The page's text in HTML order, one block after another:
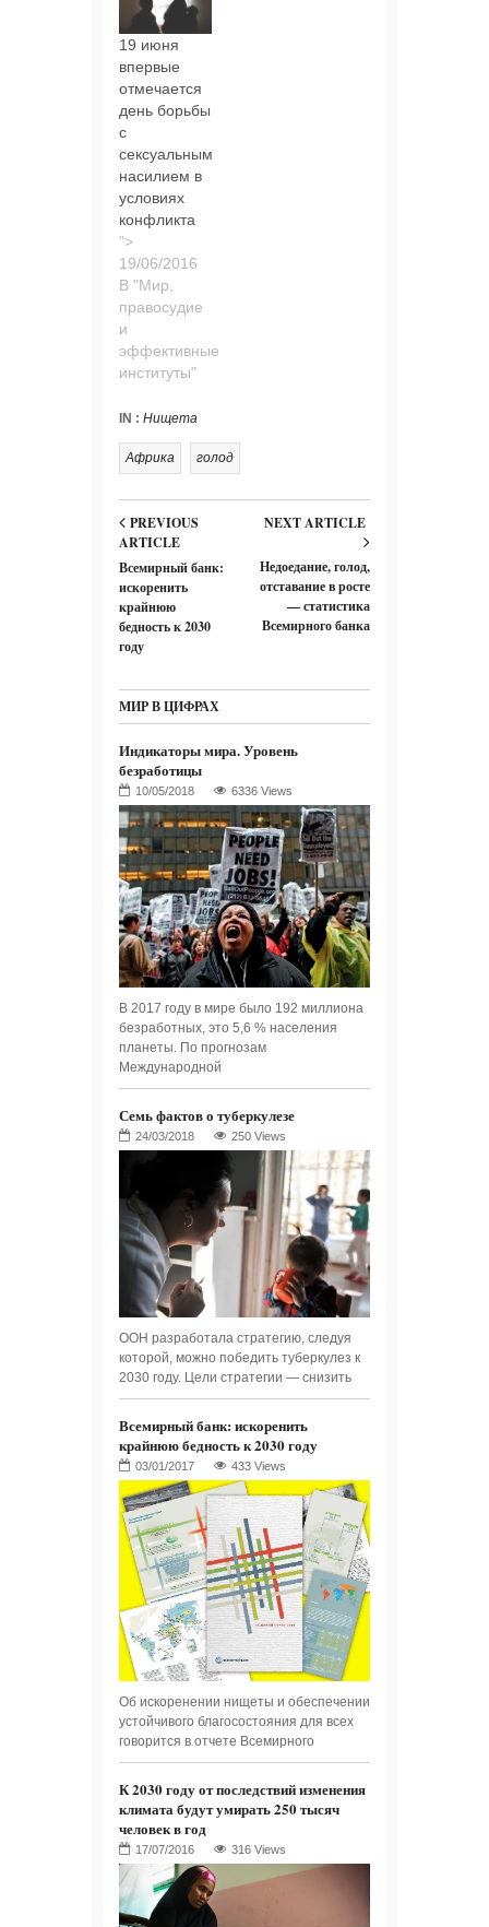
19 июня
впервые
отмечается
день борьбы
с
сексуальным
насилием в
условиях
конфликта
">
В "Мир,
правосудие
и
эффективные
институты"
IN : Нищета
Африка голод
PREVIOUS
ARTICLE
Всемирный банк:
искоренить
крайнюю
бедность к 2030
году
NEXT ARTICLE
Недоедание, голод,
отставание в росте
— статистика
Всемирного банка
МИР В ЦИФРАХ
Индикаторы мира. Уровень
безработицы
6336 Views
В 2017 году в мире было 192 миллиона
безработных, это 5,6 % населения
планеты. По прогнозам
Международной
Семь фактов о туберкулезе
250 Views
ООН разработала стратегию, следуя
которой, можно победить туберкулез к
2030 году. Цели стратегии — снизить
Всемирный банк: искоренить
крайнюю бедность к 2030 году
433 Views
Об искоренении нищеты и обеспечении
устойчивого благосостояния для всех
говорится в отчете Всемирного
К 2030 году от последствий изменения
климата будут умирать 250 тысяч
человек в год
316 Views